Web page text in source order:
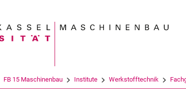
Suchbegriff
FB 15 Maschinenbau Institute Werkstofftechnik